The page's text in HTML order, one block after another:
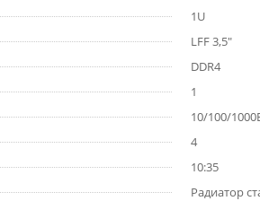
1U
LFF 3,5"
DDR4
1
10/100/
4
10:35
Радиатор